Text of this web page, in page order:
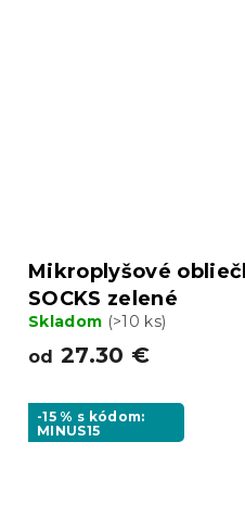
Mikroplyšové
SOCKS zelené
Skladom (>10 ks)
od 27.30 €
-15 % s kódom:
MINUS15